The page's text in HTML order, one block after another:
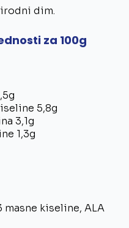
dim.
za 100g
5,8g
3,1g
1,3g
kiseline, ALA